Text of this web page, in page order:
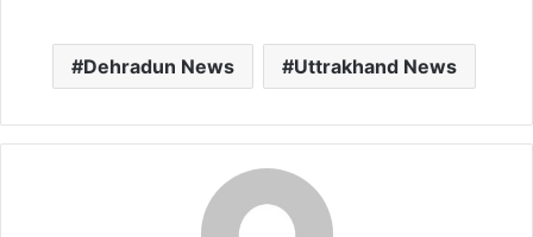
Dehradun News Uttrakhand News